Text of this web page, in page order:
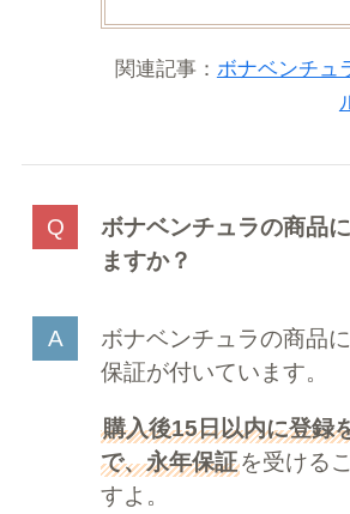
関連記事： ボナベンチュ
ボナベンチュラの商品
ますか？
ボナベンチュラの商品
保証が付いています。
購入後15日以内に登録
で、永年保証を受ける
すよ。